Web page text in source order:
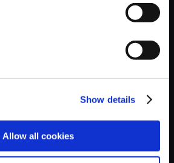
Show details
Allow all cookies
オリジナル....
オリジナル....